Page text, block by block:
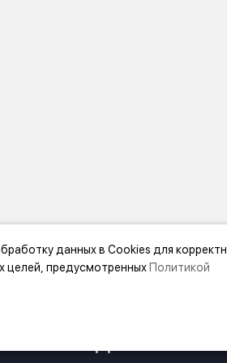
РАБОТАТЬ ПО
ПО
ДОПОЛНИТЕЛЬНО
Подарочные сертификаты
данных в Cookies для
целей, предусмотренных Политикой